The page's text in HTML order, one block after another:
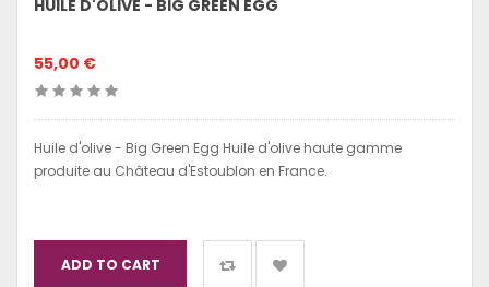
HUILE D'OLIVE - BIG GREEN EGG
55,00 €
Huile d'olive - Big Green Egg Huile d'olive haute gamme
produite au Château d'Estoublon en France.
ADD TO CART